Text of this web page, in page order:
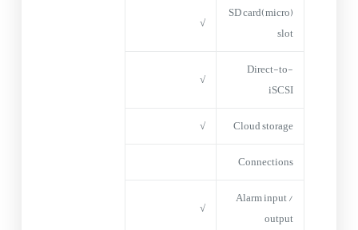
(micro)SD card
slot
√
Direct-to-
iSCSI
√
Cloud storage
√
Connections
Alarm input /
output
√